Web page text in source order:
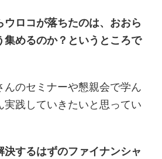
ウロコが落ちたのは、おおら
集めるのか？というところで
んのセミナーや懇親会で学ん
実践していきたいと思ってい
決するはずのファイナンシャ